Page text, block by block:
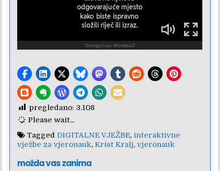
pregledano: 3.108
Please wait...
TaggedDIGITALNE VJEŽBE, interaktivne
vježbe za vjeronauk,Krist Kralj,vjeronauk
možda vas zanima